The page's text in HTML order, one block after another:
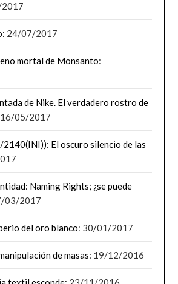
24/07/2017
mortal de Monsanto:
de Nike. El verdadero rostro de
16/05/2017
El oscuro silencio de las
Naming Rights; ¿se puede
03/2017
del oro blanco: 30/01/2017
de masas: 19/12/2016